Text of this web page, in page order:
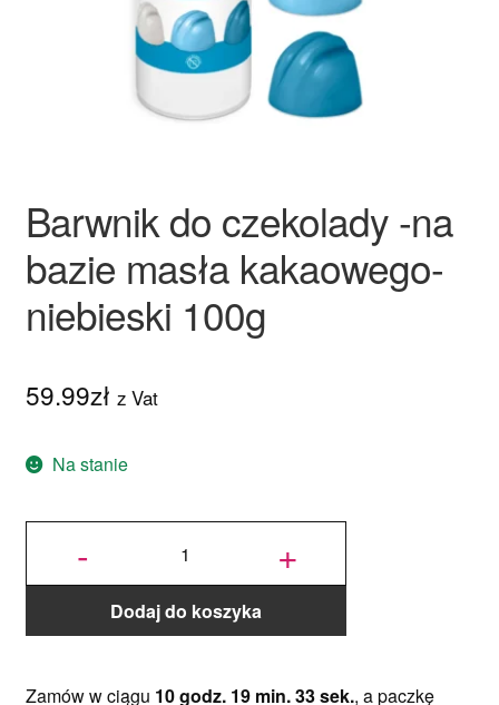
Barwnik do czekolady -na
bazie masła kakaowego-
niebieski 100g
59.99zł z Vat
Na stanie
-
ilość
na bazie
kakaowego-
niebieski
100g
+
Dodaj do koszyka
Zamów w ciągu 10 godz. 19 min. 32 sek., a paczkę